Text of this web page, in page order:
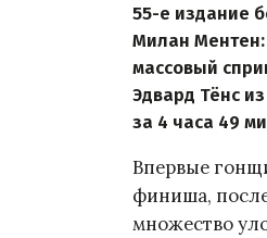
55-е издание
Милан Ментен:
массовый
Эдвард Тёнс
за 4 часа 49
Впервые
финиша,
множество